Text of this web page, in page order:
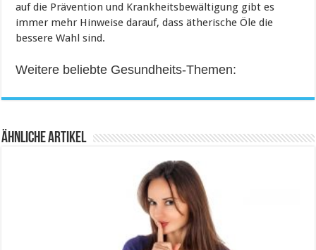
auf die Prävention und Krankheitsbewältigung gibt es
immer mehr Hinweise darauf, dass ätherische Öle die
bessere Wahl sind.
Weitere beliebte Gesundheits-Themen:
Ähnliche Artikel